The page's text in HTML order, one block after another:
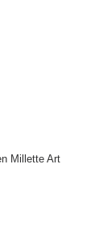
Millette Art